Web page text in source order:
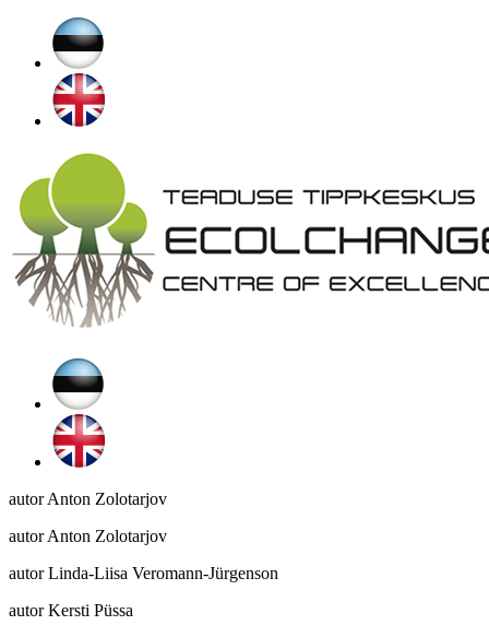
autor Anton Zolotarjov
autor Anton Zolotarjov
autor Linda-Liisa Veromann-Jürgenson
autor Kersti Püssa